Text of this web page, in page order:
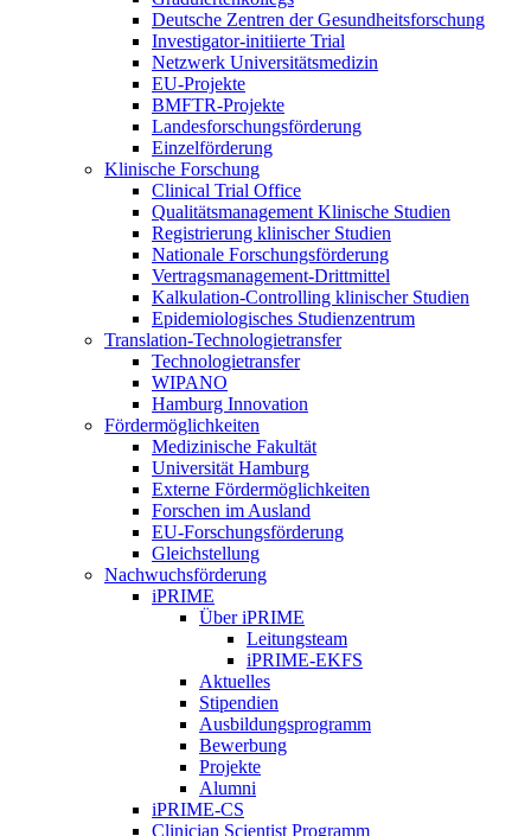
Deutsche Zentren der Gesundheitsforschung
Investigator-initiierte Trial
Netzwerk Universitätsmedizin
EU-Projekte
BMFTR-Projekte
Landesforschungsförderung
Einzelförderung
Klinische Forschung
Clinical Trial Office
Qualitätsmanagement Klinische Studien
Registrierung klinischer Studien
Nationale Forschungsförderung
Vertragsmanagement-Drittmittel
Kalkulation-Controlling klinischer Studien
Epidemiologisches Studienzentrum
Translation-Technologietransfer
Technologietransfer
WIPANO
Hamburg Innovation
Fördermöglichkeiten
Medizinische Fakultät
Universität Hamburg
Externe Fördermöglichkeiten
Forschen im Ausland
EU-Forschungsförderung
Gleichstellung
Nachwuchsförderung
iPRIME
Über iPRIME
Leitungsteam
iPRIME-EKFS
Aktuelles
Stipendien
Ausbildungsprogramm
Bewerbung
Projekte
Alumni
iPRIME-CS
Clinician Scientist Programm